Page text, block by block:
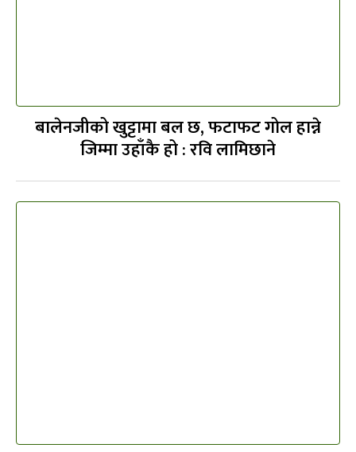
बालेनजीको खुट्टामा बल छ, फटाफट गोल हान्ने
जिम्मा उहाँकै हो : रवि लामिछाने